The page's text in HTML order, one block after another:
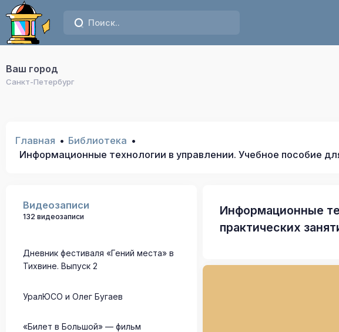
Ваш город
Санкт-Петербург
Главная
Библиотека
Информационные технологии в управлении. Учебное пособие
Видеозаписи
132 видеозаписи
Дневник фестиваля «Гений места» в
Тихвине. Выпуск 2
УралЮСО и Олег Бугаев
«Билет в Большой» — фильм
Информационные
практических